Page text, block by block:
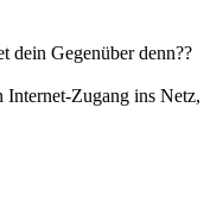
dein Gegenüber denn??
Internet-Zugang ins Netz,